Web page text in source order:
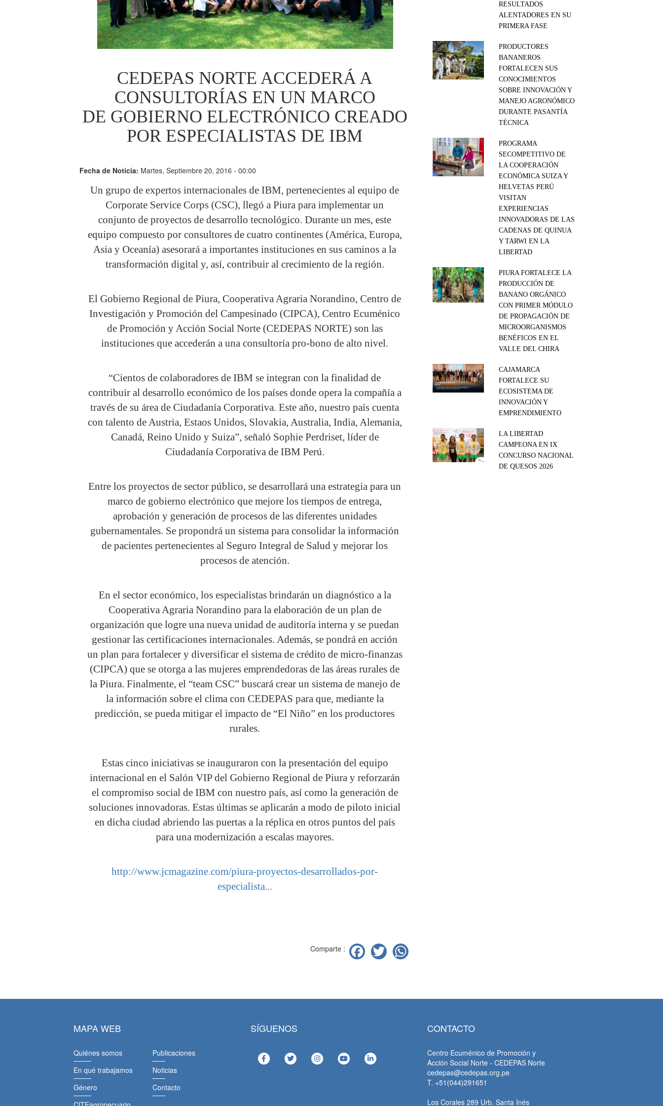
CEDEPAS NORTE ACCEDERÁ A
CONSULTORÍAS EN UN MARCO
DE GOBIERNO ELECTRÓNICO CREADO
POR ESPECIALISTAS DE IBM
Fecha de Noticia: Martes, Septiembre 20, 2016 - 00:00
Un grupo de expertos internacionales de IBM, pertenecientes al equipo de
Corporate Service Corps (CSC), llegó a Piura para implementar un
conjunto de proyectos de desarrollo tecnológico. Durante un mes, este
equipo compuesto por consultores de cuatro continentes (América, Europa,
Asia y Oceanía) asesorará a importantes instituciones en sus caminos a la
transformación digital y, así, contribuir al crecimiento de la región.
El Gobierno Regional de Piura, Cooperativa Agraria Norandino, Centro de
Investigación y Promoción del Campesinado (CIPCA), Centro Ecuménico
de Promoción y Acción Social Norte (CEDEPAS NORTE) son las
instituciones que accederán a una consultoría pro-bono de alto nivel.
“Cientos de colaboradores de IBM se integran con la finalidad de
contribuir al desarrollo económico de los países donde opera la compañía a
través de su área de Ciudadanía Corporativa. Este año, nuestro país cuenta
con talento de Austria, Estaos Unidos, Slovakia, Australia, India, Alemania,
Canadá, Reino Unido y Suiza”, señaló Sophie Perdriset, líder de
Ciudadanía Corporativa de IBM Perú.
Entre los proyectos de sector público, se desarrollará una estrategia para un
marco de gobierno electrónico que mejore los tiempos de entrega,
aprobación y generación de procesos de las diferentes unidades
gubernamentales. Se propondrá un sistema para consolidar la información
de pacientes pertenecientes al Seguro Integral de Salud y mejorar los
procesos de atención.
En el sector económico, los especialistas brindarán un diagnóstico a la
Cooperativa Agraria Norandino para la elaboración de un plan de
organización que logre una nueva unidad de auditoría interna y se puedan
gestionar las certificaciones internacionales. Además, se pondrá en acción
un plan para fortalecer y diversificar el sistema de crédito de micro-finanzas
(CIPCA) que se otorga a las mujeres emprendedoras de las áreas rurales de
la Piura. Finalmente, el “team CSC” buscará crear un sistema de manejo de
la información sobre el clima con CEDEPAS para que, mediante la
predicción, se pueda mitigar el impacto de “El Niño” en los productores
rurales.
Estas cinco iniciativas se inauguraron con la presentación del equipo
internacional en el Salón VIP del Gobierno Regional de Piura y reforzarán
el compromiso social de IBM con nuestro país, así como la generación de
soluciones innovadoras. Estas últimas se aplicarán a modo de piloto inicial
en dicha ciudad abriendo las puertas a la réplica en otros puntos del país
para una modernización a escalas mayores.
http://www.jcmagazine.com/piura-proyectos-desarrollados-por-
especialista...
Comparte : Facebook
Twitter
RESULTADOS
ALENTADORES EN SU
PRIMERA FASE
PRODUCTORES
BANANEROS
FORTALECEN SUS
CONOCIMIENTOS
SOBRE INNOVACIÓN Y
MANEJO AGRONÓMICO
DURANTE PASANTÍA
TÉCNICA
PROGRAMA
SECOMPETITIVO DE
LA COOPERACIÓN
ECONÓMICA SUIZA Y
HELVETAS PERÚ
VISITAN
EXPERIENCIAS
INNOVADORAS DE LAS
CADENAS DE QUINUA
Y TARWI EN LA
LIBERTAD
PIURA FORTALECE LA
PRODUCCIÓN DE
BANANO ORGÁNICO
CON PRIMER MÓDULO
DE PROPAGACIÓN DE
MICROORGANISMOS
BENÉFICOS EN EL
VALLE DEL CHIRA
CAJAMARCA
FORTALECE SU
ECOSISTEMA DE
INNOVACIÓN Y
EMPRENDIMIENTO
LA LIBERTAD
CAMPEONA EN IX
CONCURSO NACIONAL
DE QUESOS 2026
MAPA WEB
Quiénes somos
En qué trabajamos
Género
Publicaciones
Noticias
Contacto
SÍGUENOS CONTACTO
Centro Ecuménico de Promoción y
Acción Social Norte - CEDEPAS Norte
cedepas@cedepas.org.pe
T. +51(044)291651
Los Corales 289 Urb. Santa Inés